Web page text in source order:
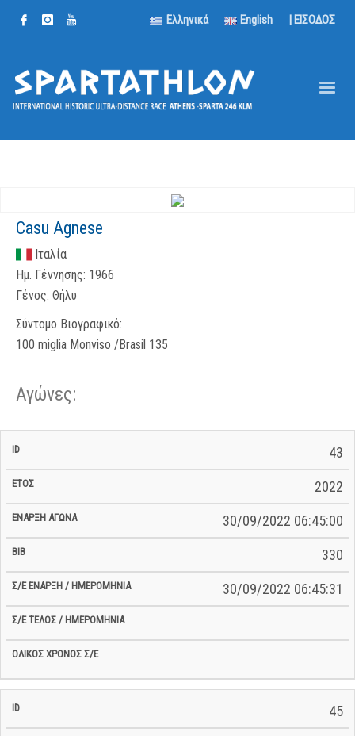
Ελληνικά English | ΕΙΣΟΔΟΣ
Casu Agnese
Ιταλία
Ημ. Γέννησης: 1966
Γένος: Θήλυ
Σύντομο Βιογραφικό:
100 miglia Monviso /Brasil 135
Αγώνες:
Αγώνα
Ημερομηνία
43
2022
30/09/2022 06:45:00
330
30/09/2022 06:45:31
45